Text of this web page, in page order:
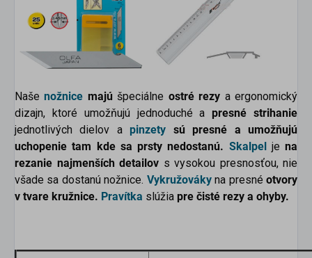
Našenožnice majú špeciálne ostré rezy a ergonomický
dizajn, ktoré umožňujú jednoduché a presné strihanie
jednotlivých dielov a pinzety sú presné a umožňujú
uchopenie tam kde sa prsty nedostanú. Skalpel je na
rezanie najmenších detailov s vysokou presnosťou, nie
všade sa dostanú nožnice. Vykružováky na presnéotvory
v tvare kružnice. Pravítka slúžia pre čisté rezy a ohyby.